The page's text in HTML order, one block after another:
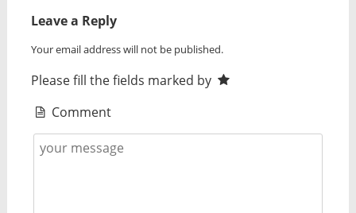
Leave a Reply
Your email address will not be published.
Please fill the fields marked by
Comment